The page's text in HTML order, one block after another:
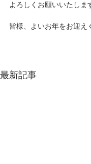
よろしくお願いいたしま
皆様、よいお年をお迎え
最新記事